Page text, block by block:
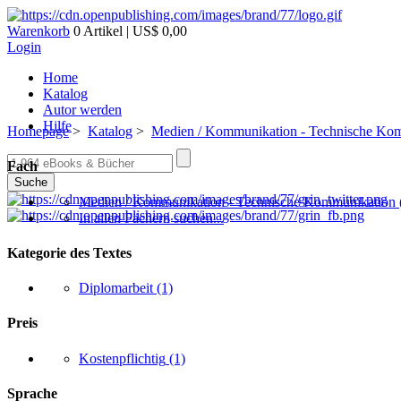
Warenkorb 0 Artikel | US$ 0,00
Login
Home
Katalog
Autor werden
Hilfe
Suche
Homepage> Katalog > Medien / Kommunikation - Technische
Fach
Medien / Kommunikation - Technische Kommunikation
In allen Fächern suchen...
Kategorie des Textes
Diplomarbeit (1)
Preis
Kostenpflichtig (1)
Sprache